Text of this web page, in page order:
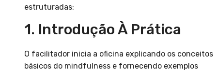
estruturadas:
1. Introdução À Prática
O facilitador inicia a oficina explicando os conceitos
básicos do mindfulness e fornecendo exemplos